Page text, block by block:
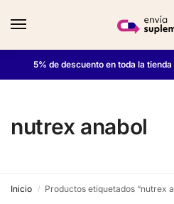
5% de descuento en toda la tienda
nutrex anabol
Inicio / Productos etiquetados “nutrex